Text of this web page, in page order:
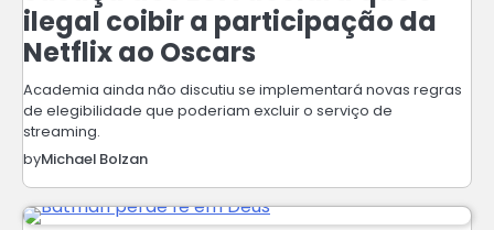
ilegal coibir a participação da
Netflix ao Oscars
Academia ainda não discutiu se implementará novas regras
de elegibilidade que poderiam excluir o serviço de
streaming.
byMichael Bolzan